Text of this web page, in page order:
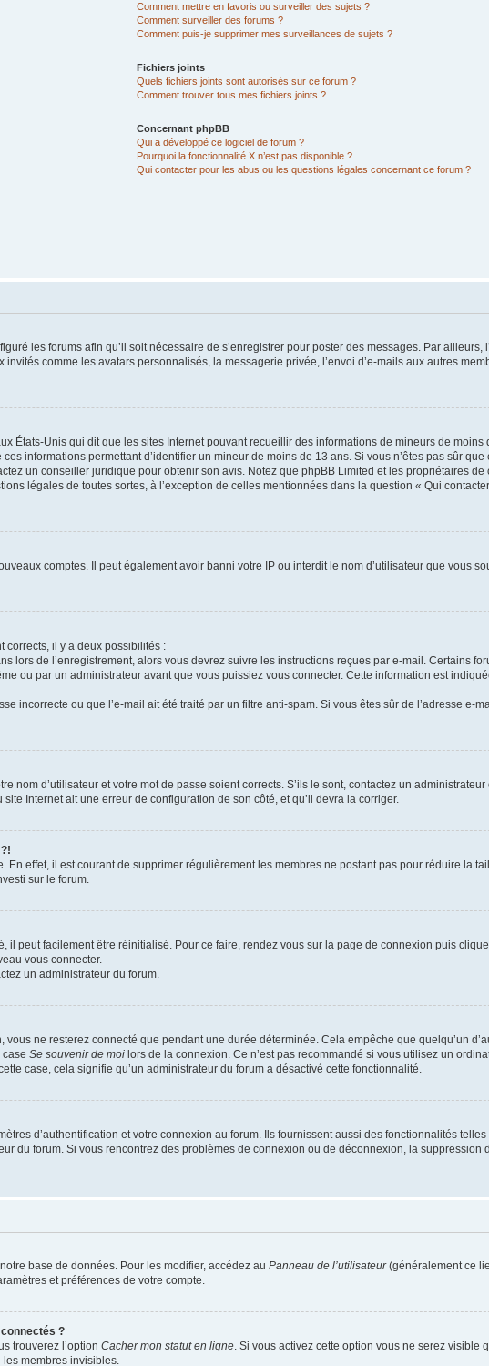
Comment mettre en favoris ou surveiller des sujets ?
Comment surveiller des forums ?
Comment puis-je supprimer mes surveillances de sujets ?
Fichiers joints
Quels fichiers joints sont autorisés sur ce forum ?
Comment trouver tous mes fichiers joints ?
Concernant phpBB
Qui a développé ce logiciel de forum ?
Pourquoi la fonctionnalité X n’est pas disponible ?
Qui contacter pour les abus ou les questions légales concernant ce forum ?
les forums afin qu’il soit nécessaire de s’enregistrer pour poster des messages. Par ailleurs,
comme les avatars personnalisés, la messagerie privée, l’envoi d’e-mails aux autres
États-Unis qui dit que les sites Internet pouvant recueillir des informations de mineurs de moins
informations permettant d’identifier un mineur de moins de 13 ans. Si vous n’êtes pas sûr que
un conseiller juridique pour obtenir son avis. Notez que phpBB Limited et les propriétaires
légales de toutes sortes, à l’exception de celles mentionnées dans la question « Qui
comptes. Il peut également avoir banni votre IP ou interdit le nom d’utilisateur que vous
corrects, il y a deux possibilités :
lors de l’enregistrement, alors vous devrez suivre les instructions reçues par e-mail. Certains
ou par un administrateur avant que vous puissiez vous connecter. Cette information est
incorrecte ou que l’e-mail ait été traité par un filtre anti-spam. Si vous êtes sûr de l’adresse e-
nom d’utilisateur et votre mot de passe soient corrects. S’ils le sont, contactez un
Internet ait une erreur de configuration de son côté, et qu’il devra la corriger.
En effet, il est courant de supprimer régulièrement les membres ne postant pas pour réduire la
sur le forum.
il peut facilement être réinitialisé. Pour ce faire, rendez vous sur la page de connexion puis
vous connecter.
un administrateur du forum.
vous ne resterez connecté que pendant une durée déterminée. Cela empêche que quelqu’un
Se souvenir de moi lors de la connexion. Ce n’est pas recommandé si vous utilisez un
case, cela signifie qu’un administrateur du forum a désactivé cette fonctionnalité.
d’authentification et votre connexion au forum. Ils fournissent aussi des fonctionnalités
du forum. Si vous rencontrez des problèmes de connexion ou de déconnexion, la suppression
base de données. Pour les modifier, accédez au Panneau de l’utilisateur(généralement ce
et préférences de votre compte.
?
trouverez l’option Cacher mon statut en ligne. Si vous activez cette option vous ne serez visible
les membres invisibles.